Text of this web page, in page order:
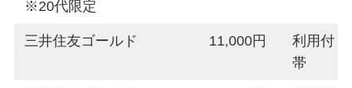
※20代限定
三井住友ゴールド 11,000円
利用付
帯